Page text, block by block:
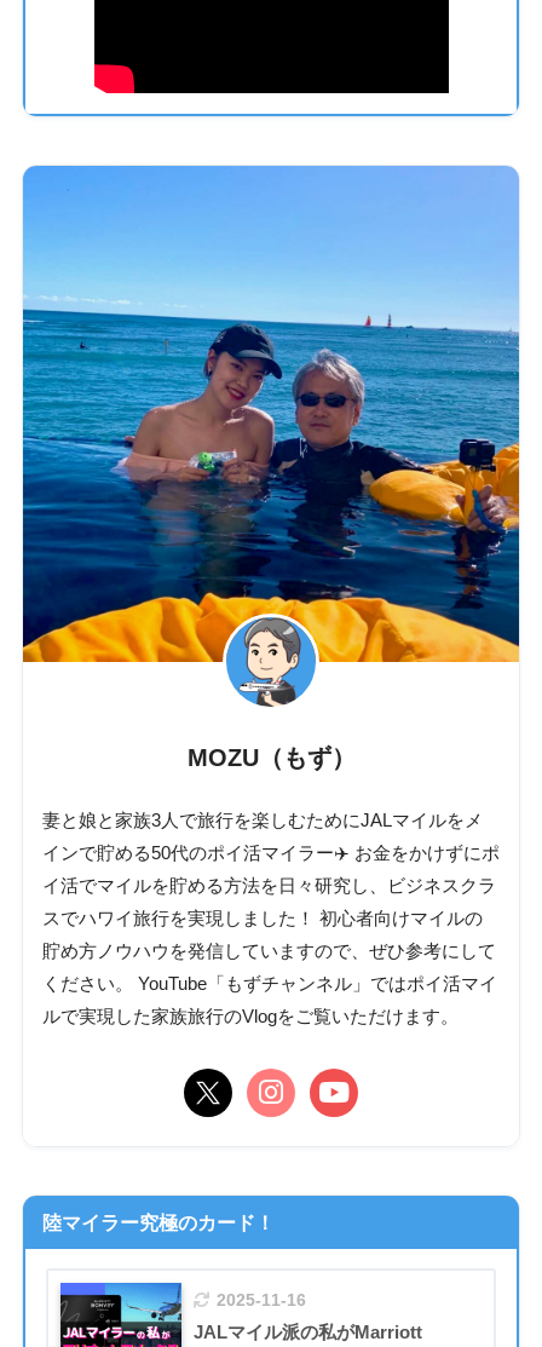
MOZU（もず）
妻と娘と家族3人で旅行を楽しむためにJALマイルをメ
インで貯める50代のポイ活マイラー✈️ お金をかけずにポ
イ活でマイルを貯める方法を日々研究し、ビジネスクラ
スでハワイ旅行を実現しました！ 初心者向けマイルの
貯め方ノウハウを発信していますので、ぜひ参考にして
ください。 YouTube「もずチャンネル」ではポイ活マイ
ルで実現した家族旅行のVlogをご覧いただけます。
陸マイラー究極のカード！
2025-11-16
JALマイル派の私がMarriott